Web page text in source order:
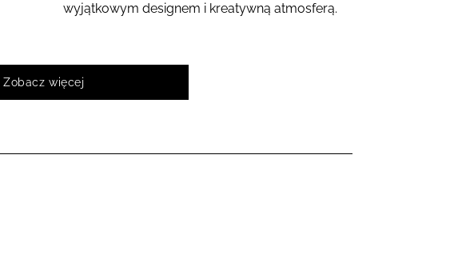
wyjątkowym designem i kreatywną atmosferą.
Zobacz więcej